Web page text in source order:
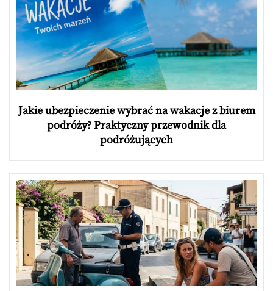
Jakie ubezpieczenie wybrać na wakacje z biurem
podróży? Praktyczny przewodnik dla
podróżujących